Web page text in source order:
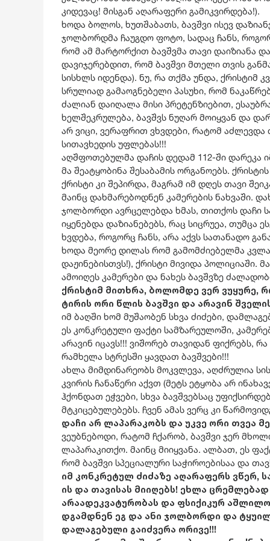
კიდევაც! მისგან აღარაფერი გამიკვირდება!).
ხოდა ბოლოს, ხუთშაბათს, ბავშვი ისევ
ჯოლბორდმა ჩაუგდო ფოტო, სადაც ჩანს,
რომ ამ მარტორქით ბავშვმა თავი დაიზიანა
დავიჯერებდით, რომ ბავშვი მთელი თვის
სისხლს იდენდა). ნუ, რა თქმა უნდა, ქრისტიმ
სრულიად გამაოგნებელი პასუხი, რომ
ძალიან დაიღალა მისი პრეტენზიებით,
ხელშეკრულება, ბავშვს ნუღარ მოიყვან და
არ ვიცი, ვერაფრით ვხვდები, რატომ
სითავხედის უფლებას!!!
აღშფოთებულმა დაჩის დედამ 112-ში დარეკა
მა შეატყობინა შესაბამის ორგანოებს.
ქრისტი კი შეპირდა, მაგრამ იმ დღეს თავი
მაინც დახმარებოდნენ კამერების ნახვაში.
ჯოლბორდი ავრცელებდა ხმას, თითქოს დაჩი
იყენებდა დაზიანებებს, რაც სიცრუეა, თუმცა
ხვდება, როგორც ჩანს, არა აქვს სათანადო
ხოდა მეორე დილას რომ გამომძიებელმა
დაჟინებისთვს!), ქრისტი მივიდა პოლიციაში.
ამოიღეს კამერები და ნახეს ბავშვზე
ქრისტიმ მითხრა, ბოლომდე ვერ ვუყურე,
ტირის ორი წლის ბავშვი და არავინ
იმ ბაღში ხომ მუშაობენ სხვა ძიძები,
ეს კონკრეტული ფაქტი სამზარეულოში,
არავინ იცავს!!! ვიშორებ თავიდან ფიქრებს,
რამხელა სტრესში ყავდათ ბავშვები!!!
ახლა მიმდინარეობს მოკვლევა, აღძრულია
კვირის ჩანაწერი აქვთ (მეტს ეტყობა არ
ჰქონდათ ეჭვები, სხვა ბავშვებსაც
მტკიცებულებებს. ჩვენ ამას ვერც კი
დაჩი არ ლაპარაკობს და უკვე ორი თვეა
ვეუბნებოდი, რატომ ჩქარობ, ბავშვი ჯერ
ლაპარაკითქო. მაინც მიიყვანა. ალბათ, ეს
რომ ბავშვი სპეციალური საჭიროებისაა და
იმ კონკრეტულ ძიძაზე აღარაფერს ვწერ,
ის და თავისას მიიღებს! ეხლა
არაადეკვატურობას და ფსიქიკურ
დგამდნენ ეგ და ანი ჯოლბორდი და
დალაგებული გაიძვერა ორივე!!!